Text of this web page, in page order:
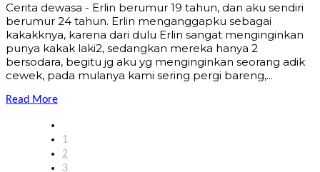
Cerita dewasa - Erlin berumur 19 tahun, dan aku sendiri
berumur 24 tahun. Erlin menganggapku sebagai
kakakknya, karena dari dulu Erlin sangat menginginkan
punya kakak laki2, sedangkan mereka hanya 2
bersodara, begitu jg aku yg menginginkan seorang adik
cewek, pada mulanya kami sering pergi bareng,...
Read More
1
2
3